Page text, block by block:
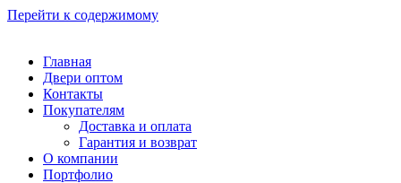
Перейти к содержимому
Главная
Двери оптом
Контакты
Покупателям
Доставка и оплата
Гарантия и возврат
О компании
Портфолио